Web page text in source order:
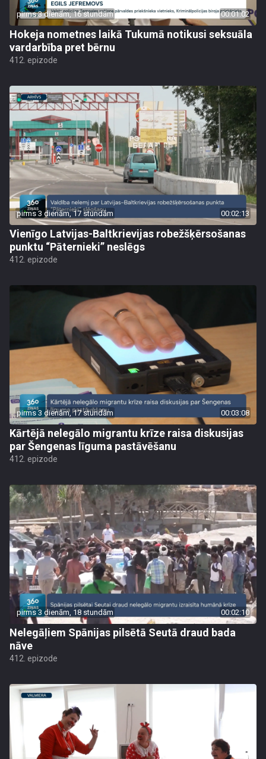
pirms 3 dienām, 16 stundām 00:01:02
Hokeja nometnes laikā Tukumā notikusi seksuāla
vardarbība pret bērnu
412. epizode
pirms 3 dienām, 17 stundām 00:02:13
Vienīgo Latvijas-Baltkrievijas robežšķērsošanas
punktu “Pāternieki” neslēgs
412. epizode
pirms 3 dienām, 17 stundām 00:03:08
Kārtējā nelegālo migrantu krīze raisa diskusijas
par Šengenas līguma pastāvēšanu
412. epizode
pirms 3 dienām, 18 stundām 00:02:10
Nelegāļiem Spānijas pilsētā Seutā draud bada
nāve
412. epizode